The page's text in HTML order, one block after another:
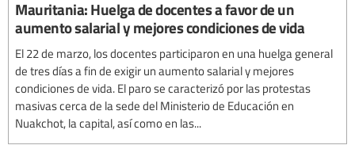
Mauritania: Huelga de docentes a favor de un
aumento salarial y mejores condiciones de vida
El 22 de marzo, los docentes participaron en una huelga general
de tres días a fin de exigir un aumento salarial y mejores
condiciones de vida. El paro se caracterizó por las protestas
masivas cerca de la sede del Ministerio de Educación en
Nuakchot, la capital, así como en las...